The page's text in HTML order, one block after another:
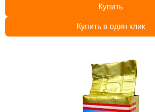
Купить
Купить в один клик